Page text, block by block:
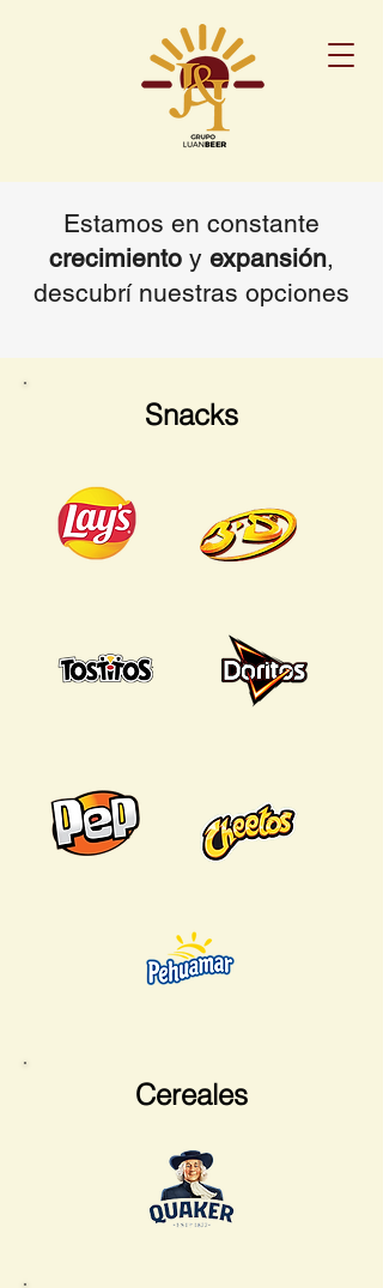
Estamos en constante
crecimiento y expansión,
descubrí nuestras opciones
Snacks
Cereales